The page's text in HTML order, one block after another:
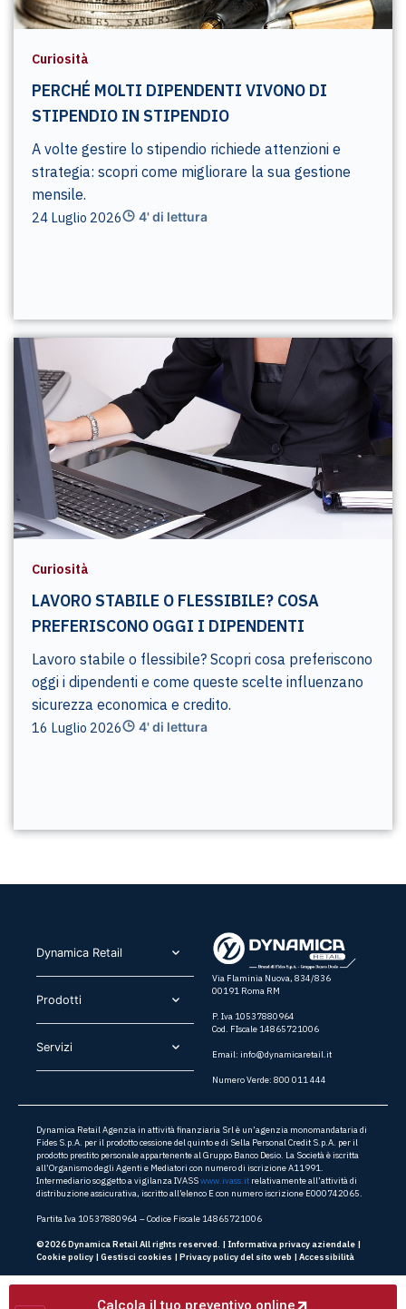
Curiosità
PERCHÉ MOLTI DIPENDENTI VIVONO DI
STIPENDIO IN STIPENDIO
A volte gestire lo stipendio richiede attenzioni e
strategia: scopri come migliorare la sua gestione
mensile.
24 Luglio 2026 4' di lettura
Curiosità
LAVORO STABILE O FLESSIBILE? COSA
PREFERISCONO OGGI I DIPENDENTI
Lavoro stabile o flessibile? Scopri cosa preferiscono
oggi i dipendenti e come queste scelte influenzano
sicurezza economica e credito.
16 Luglio 2026 4' di lettura
Dynamica Retail​
Prodotti​
Servizi​
Via Flaminia Nuova, 834/836
00191 Roma RM
P. Iva 10537880964
Cod. FIscale 14865721006
Email: info@dynamicaretail.it
Numero Verde: 800 011 444
Dynamica Retail Agenzia in attività finanziaria Srl è un’agenzia monomandataria di
Fides S.p.A. per il prodotto cessione del quinto e di Sella Personal Credit S.p.A. per il
prodotto prestito personale appartenente al Gruppo Banco Desio. La Società è iscritta
all’Organismo degli Agenti e Mediatori con numero di iscrizione A11991.
Intermediario soggetto a vigilanza IVASSwww.ivass.it relativamente all’attività di
distribuzione assicurativa, iscritto all’elenco E con numero iscrizione E000742065.
Partita Iva 10537880964 – Codice Fiscale 14865721006
©2026 Dynamica Retail All rights reserved. | Informativa privacy aziendale |
Cookie policy | Gestisci cookies | Privacy policy del sito web | Accessibilità
Calcola il tuo preventivo online